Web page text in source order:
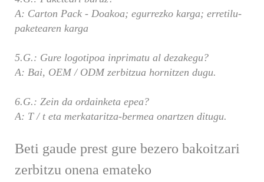
A: Carton Pack - Doakoa; egurrezko karga; erretilu-
paketearen karga
5.G.: Gure logotipoa inprimatu al dezakegu?
A: Bai, OEM / ODM zerbitzua hornitzen dugu.
6.G.: Zein da ordainketa epea?
A: T / t eta merkataritza-bermea onartzen ditugu.
Beti gaude prest gure bezero bakoitzari
zerbitzu onena emateko